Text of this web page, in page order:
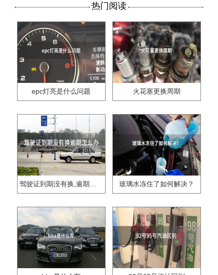
热门阅读
epc灯亮是什么问题 火花塞更换周期
驾驶证到期没有换,逾期怎么办?? 玻璃水冻住了如何解决？